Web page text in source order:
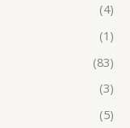
(4)
(1)
(83)
(3)
(5)